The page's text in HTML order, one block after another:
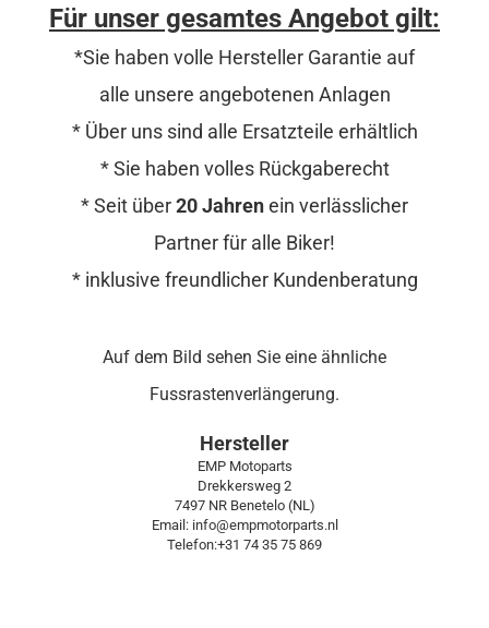
Für unser gesamtes Angebot gilt:
*Sie haben volle Hersteller Garantie auf
alle unsere angebotenen Anlagen
* Über uns sind alle Ersatzteile erhältlich
* Sie haben volles Rückgaberecht
* Seit über20 Jahrenein verlässlicher
Partner für alle Biker!
* inklusive freundlicher Kundenberatung
Auf dem Bild sehen Sie eine ähnliche
Fussrastenverlängerung.
Hersteller
EMP Motoparts
Drekkersweg 2
7497 NR Benetelo (NL)
Email: info@empmotorparts.nl
Telefon:+31 74 35 75 869